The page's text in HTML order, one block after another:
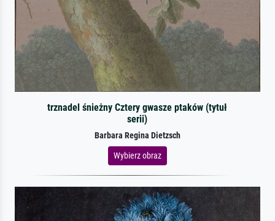
trznadel śnieżny Cztery gwasze ptaków (tytuł
serii)
Barbara Regina Dietzsch
Wybierz obraz